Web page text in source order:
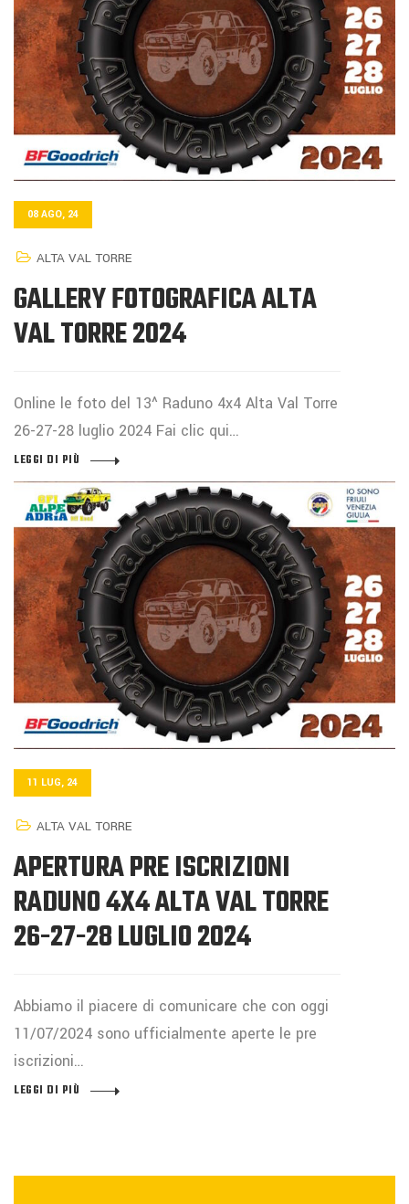
08 AGO, 24
ALTA VAL TORRE
GALLERY FOTOGRAFICA ALTA
VAL TORRE 2024
Online le foto del 13^ Raduno 4x4 Alta Val Torre
26-27-28 luglio 2024 Fai clic qui…
LEGGI DI PIÙ
11 LUG, 24
ALTA VAL TORRE
APERTURA PRE ISCRIZIONI
RADUNO 4X4 ALTA VAL TORRE
26-27-28 LUGLIO 2024
Abbiamo il piacere di comunicare che con oggi
11/07/2024 sono ufficialmente aperte le pre
iscrizioni…
LEGGI DI PIÙ